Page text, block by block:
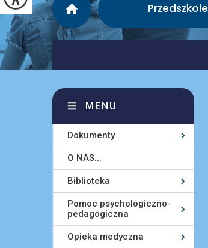
Przedszkole
MENU
Dokumenty
O NAS...
Biblioteka
Pomoc psychologiczno-
pedagogiczna
Opieka medyczna